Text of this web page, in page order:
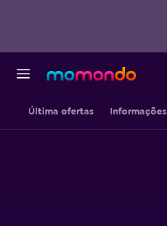
Última ofertas Informações